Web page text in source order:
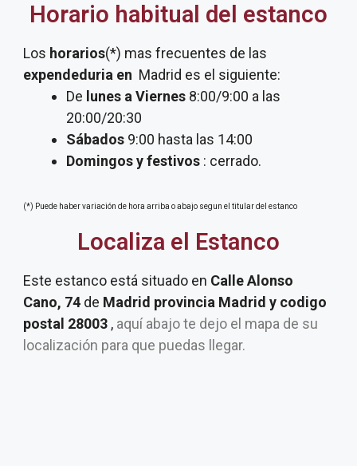
Horario habitual del estanco
Los horarios(*) mas frecuentes de las
expendeduria en Madrid es el siguiente:
De lunes a Viernes 8:00/9:00 a las
20:00/20:30
Sábados 9:00 hasta las 14:00
Domingos y festivos : cerrado.
(*) Puede haber variación de hora arriba o abajo segun el titular del estanco
Localiza el Estanco
Este estanco está situado en Calle Alonso
Cano, 74 de Madrid provincia Madrid y codigo
postal 28003 , aquí abajo te dejo el mapa de su
localización para que puedas llegar.